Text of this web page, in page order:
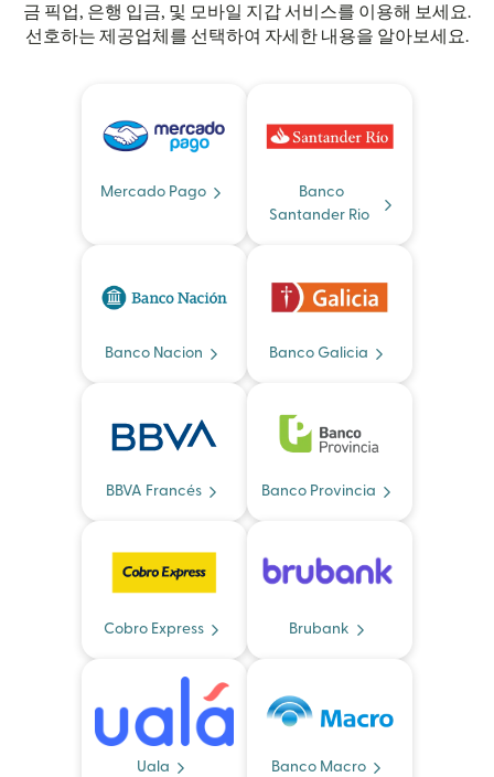
금 픽업, 은행 입금, 및 모바일 지갑 서비스를 이용해 보세요.
선호하는 제공업체를 선택하여 자세한 내용을 알아보세요.
Mercado Pago
Banco
Santander Rio
Banco Nacion Banco Galicia
BBVA Francés Banco Provincia
Cobro Express Brubank
Uala Banco Macro